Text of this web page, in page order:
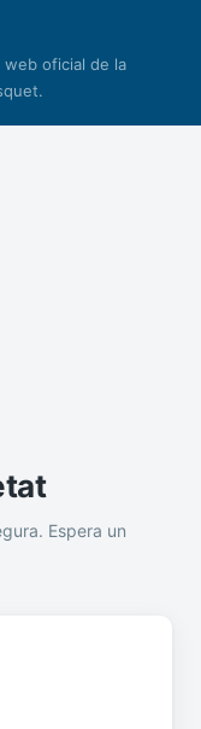
oficial de la
Espera un